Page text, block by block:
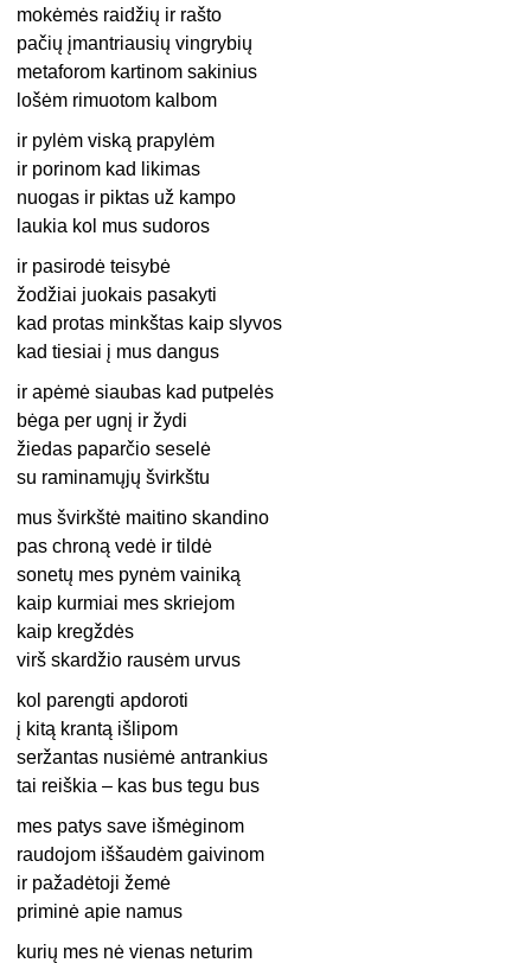
mokėmės raidžių ir rašto
pačių įmantriausių vingrybių
metaforom kartinom sakinius
lošėm rimuotom kalbom
ir pylėm viską prapylėm
ir porinom kad likimas
nuogas ir piktas už kampo
laukia kol mus sudoros
ir pasirodė teisybė
žodžiai juokais pasakyti
kad protas minkštas kaip slyvos
kad tiesiai į mus dangus
ir apėmė siaubas kad putpelės
bėga per ugnį ir žydi
žiedas paparčio seselė
su raminamųjų švirkštu
mus švirkštė maitino skandino
pas chroną vedė ir tildė
sonetų mes pynėm vainiką
kaip kurmiai mes skriejom
kaip kregždės
virš skardžio rausėm urvus
kol parengti apdoroti
į kitą krantą išlipom
seržantas nusiėmė antrankius
tai reiškia – kas bus tegu bus
mes patys save išmėginom
raudojom iššaudėm gaivinom
ir pažadėtoji žemė
priminė apie namus
kurių mes nė vienas neturim